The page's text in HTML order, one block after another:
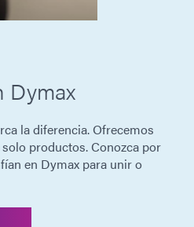
Dymax
la diferencia. Ofrecemos
productos. Conozca por
en Dymax para unir o